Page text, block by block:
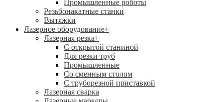
Промышленные роботы
Резьбонакатные станки
Вытяжки
Лазерное оборудование+
Лазерная резка+
С открытой станиной
Для резки труб
Промышленные
Со сменным столом
С труборезной приставкой
Лазерная сварка